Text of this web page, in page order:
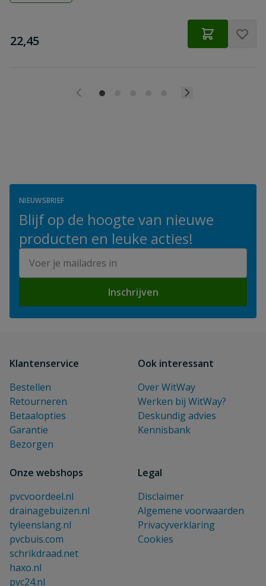
€
22,45
NIEUWSBRIEF
Blijf op de hoogte van nieuwe
producten en leuke acties!
Inschrijven
Klantenservice
Bestellen
Retourneren
Betaalopties
Garantie
Bezorgen
Ook interessant
Over WitWay
Werken bij WitWay?
Deskundig advies
Kennisbank
Onze webshops
pvcvoordeel.nl
drainagebuizen.nl
tyleenslang.nl
pvcbuis.com
schrikdraad.net
haxo.nl
pvc24.nl
Legal
Disclaimer
Algemene voorwaarden
Privacyverklaring
Cookies